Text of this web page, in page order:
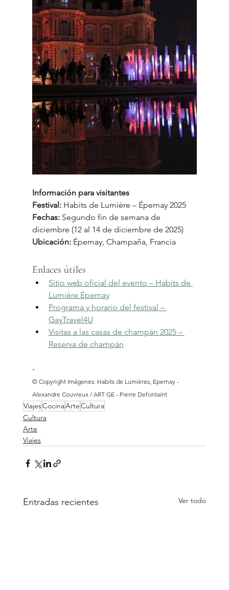
Información para visitantes
Festival: Habits de Lumière – Épernay 2025
Fechas: Segundo fin de semana de
diciembre (12 al 14 de diciembre de 2025)
Ubicación: Épernay, Champaña, Francia
Enlaces útiles
Sitio web oficial del evento – Habits de
Lumière Épernay
Programa y horario del festival –
GayTravel4U
Visitas a las casas de champán 2025 –
Reserva de champán
-
© Copyright Imágenes: Habits de Lumières, Epernay -
Alexandre Couvreux / ART GE - Pierre Defontaint
ViajesCocinaArteCultura
Cultura
Arte
Viajes
Entradas recientes Ver todo